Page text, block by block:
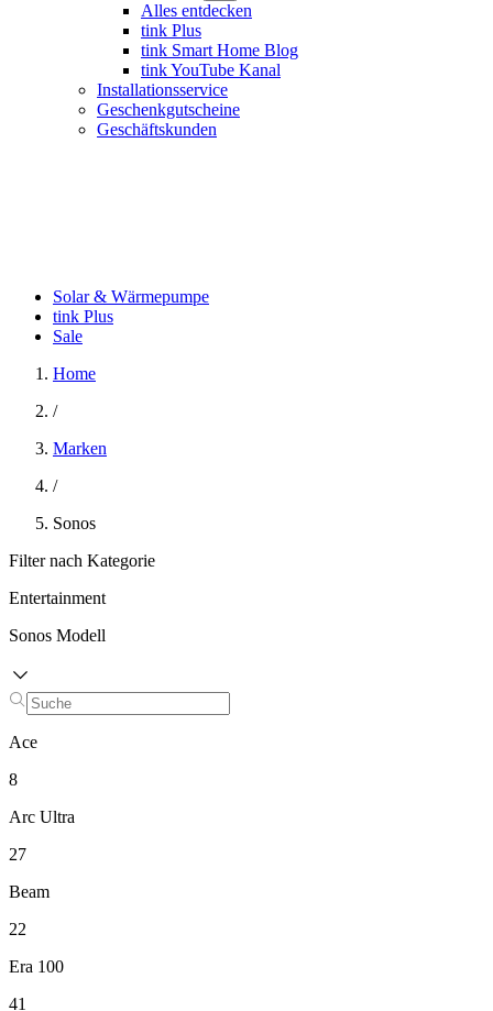
Alles entdecken
tink Plus
tink Smart Home Blog
tink YouTube Kanal
Installationsservice
Geschenkgutscheine
Geschäftskunden
Solar & Wärmepumpe
tink Plus
Sale
Home
/
Marken
/
Sonos
Filter nach Kategorie
Entertainment
Sonos Modell
Ace
8
Arc Ultra
27
Beam
22
Era 100
41